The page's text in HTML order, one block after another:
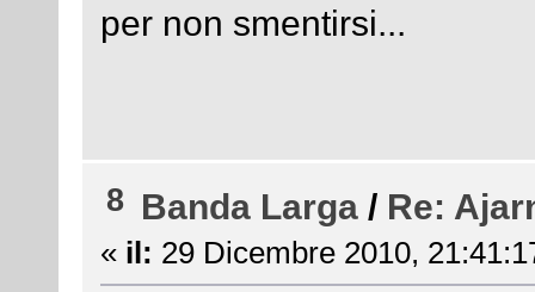
per non smentirsi...
8 Banda Larga / Re:
« il: 29 Dicembre 2010,